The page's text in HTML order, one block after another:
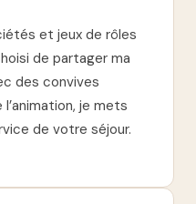
et jeux de rôles
de partager ma
des convives
je mets
de votre séjour.